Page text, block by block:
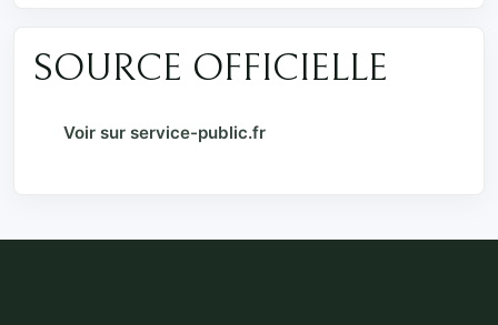
SOURCE OFFICIELLE
Voir sur service-public.fr